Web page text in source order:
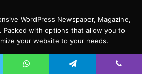
WordPress Newspaper, Magazine,
Packed with options that allow you to
your website to your needs.